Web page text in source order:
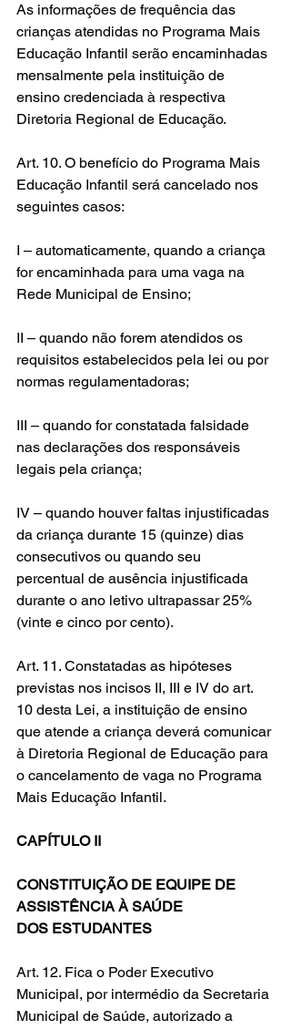
As informações de frequência das
crianças atendidas no Programa Mais
Educação Infantil serão encaminhadas
mensalmente pela instituição de
ensino credenciada à respectiva
Diretoria Regional de Educação.
Art. 10. O benefício do Programa Mais
Educação Infantil será cancelado nos
seguintes casos:
I – automaticamente, quando a criança
for encaminhada para uma vaga na
Rede Municipal de Ensino;
II – quando não forem atendidos os
requisitos estabelecidos pela lei ou por
normas regulamentadoras;
III – quando for constatada falsidade
nas declarações dos responsáveis
legais pela criança;
IV – quando houver faltas injustificadas
da criança durante 15 (quinze) dias
consecutivos ou quando seu
percentual de ausência injustificada
durante o ano letivo ultrapassar 25%
(vinte e cinco por cento).
Art. 11. Constatadas as hipóteses
previstas nos incisos II, III e IV do art.
10 desta Lei, a instituição de ensino
que atende a criança deverá comunicar
à Diretoria Regional de Educação para
o cancelamento de vaga no Programa
Mais Educação Infantil.
CAPÍTULO II
CONSTITUIÇÃO DE EQUIPE DE
ASSISTÊNCIA À SAÚDE
DOS ESTUDANTES
Art. 12. Fica o Poder Executivo
Municipal, por intermédio da Secretaria
Municipal de Saúde, autorizado a